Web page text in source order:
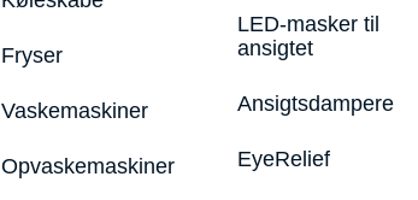
Fryser
Vaskemaskiner
Opvaskemaskiner
LED-masker til
ansigtet
Ansigtsdampere
EyeRelief